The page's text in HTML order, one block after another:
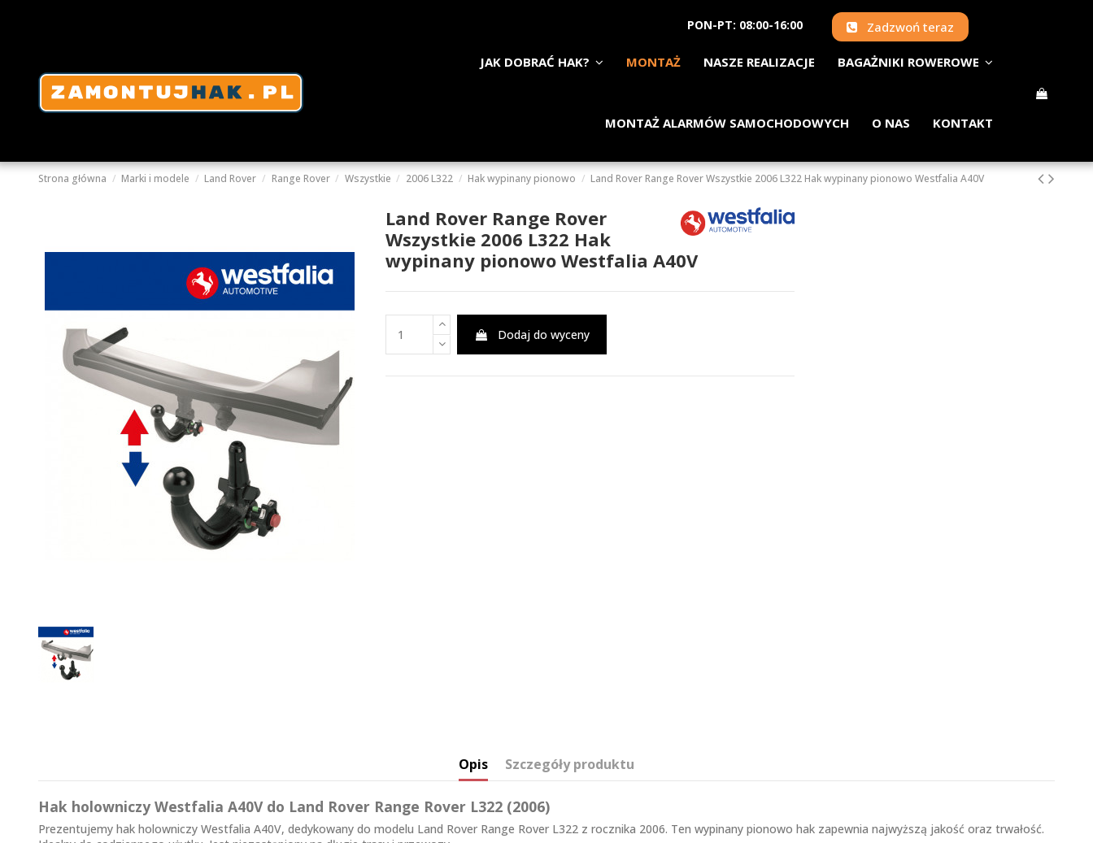
PON-PT: 08:00-16:00 Zadzwoń teraz
JAK DOBRAĆ HAK? MONTAŻ NASZE REALIZACJE BAGAŻNIKI ROWEROWE
MONTAŻ ALARMÓW SAMOCHODOWYCH O NAS KONTAKT
Strona główna Marki i modele Land Rover Range Rover Wszystkie 2006 L322 Hak wypinany pionowo Land Rover Range Rover Wszystkie 2006 L322 Hak wypinany pionowo Westfalia A40V
Land Rover Range Rover
Wszystkie 2006 L322 Hak
wypinany pionowo Westfalia A40V
Dodaj do wyceny
Opis Szczegóły produktu
Hak holowniczy Westfalia A40V do Land Rover Range Rover L322 (2006)
Prezentujemy hak holowniczy Westfalia A40V, dedykowany do modelu Land Rover Range Rover L322 z rocznika 2006. Ten wypinany pionowo hak zapewnia najwyższą jakość oraz trwałość.